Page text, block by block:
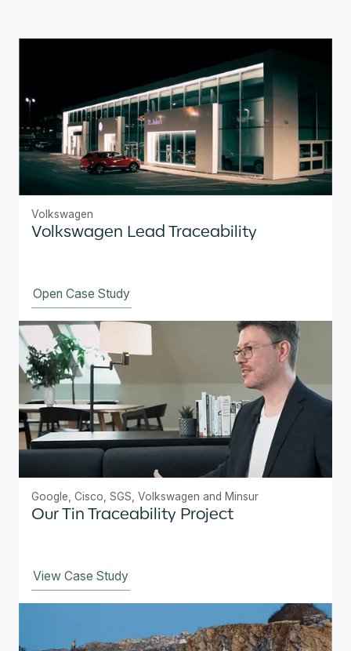
Volkswagen
Volkswagen Lead Traceability
Open Case Study
Google, Cisco, SGS, Volkswagen and Minsur
Our Tin Traceability Project
View Case Study